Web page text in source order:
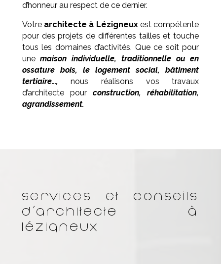
d’honneur au respect de ce dernier.
Votre architecte à Lézigneuxest compétente
pour des projets de différentes tailles et touche
tous les domaines d’activités. Que ce soit pour
unemaison individuelle, traditionnelle ou en
ossature bois, le logement social, bâtiment
tertiaire…,
nous réalisons vos travaux
d’architecte pourconstruction, réhabilitation,
agrandissement.
Services et conseils
d’architecte à
Lézigneux